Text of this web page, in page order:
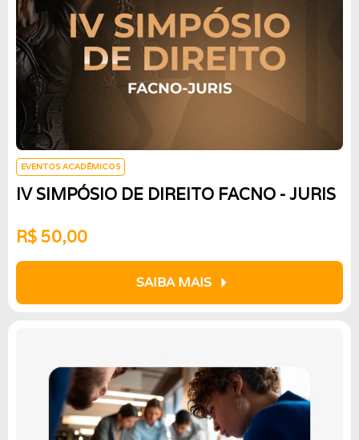
EVENTOS ACADÊMICOS
IV SIMPÓSIO DE DIREITO FACNO - JURIS
R$ 50,00
SAIBA MAIS arrow_right